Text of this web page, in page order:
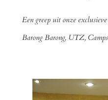
Een greep uit onze
Barong Barong, UTZ,